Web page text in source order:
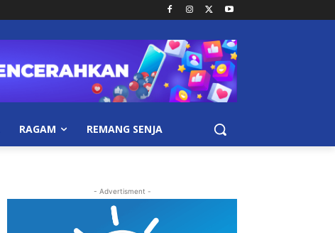
RAGAM REMANG SENJA
- Advertisment -